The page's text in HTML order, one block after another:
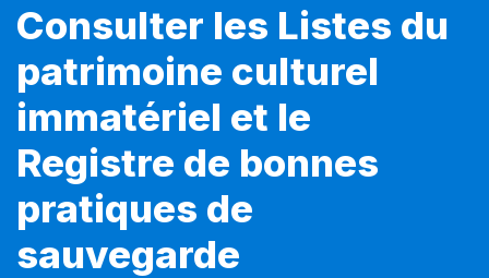
Consulter les Listes du
patrimoine culturel
immatériel et le
Registre de bonnes
pratiques de
sauvegarde